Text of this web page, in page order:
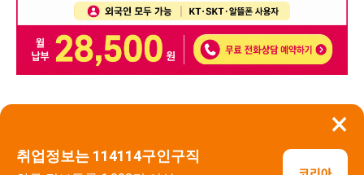
×
취업정보는 114114구인구직